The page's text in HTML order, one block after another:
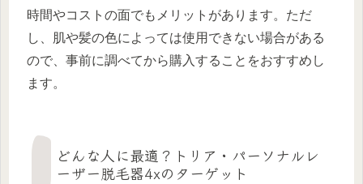
時間やコストの面でもメリットがあります。ただ
し、肌や髪の色によっては使用できない場合がある
ので、事前に調べてから購入することをおすすめし
ます。
どんな人に最適？トリア・パーソナルレ
ーザー脱毛器4xのターゲット